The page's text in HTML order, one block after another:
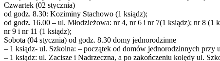
Czwartek (02 stycznia)
od godz. 8.30: Koziminy Stachowo (1 ksiądz);
od godz. 16.00 – ul. Młodzieżowa: nr 4, nr 6 i nr 7(1 ksiądz); nr 8 (1
nr 9 i nr 11 (1 ksiądz);
Sobota (04 stycznia) od godz. 8.30 domy jednorodzinne
– 1 ksiądz- ul. Szkolna: – początek od domów jednorodzinnych
– 1 ksiądz: ul. Zacisze i Nadrzeczna, a po zakończeniu kolędy ul.